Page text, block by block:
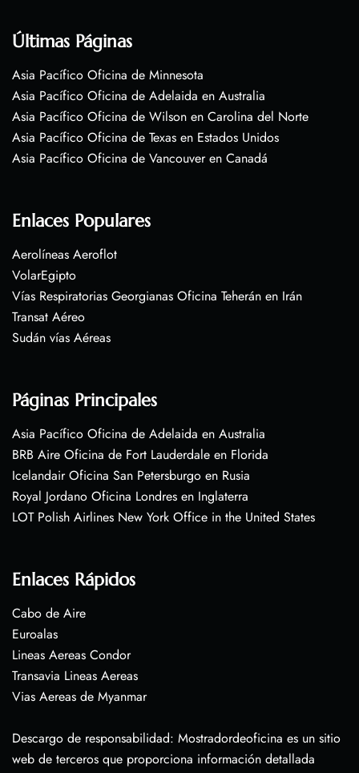
Últimas Páginas
Asia Pacífico Oficina de Minnesota
Asia Pacífico Oficina de Adelaida en Australia
Asia Pacífico Oficina de Wilson en Carolina del Norte
Asia Pacífico Oficina de Texas en Estados Unidos
Asia Pacífico Oficina de Vancouver en Canadá
Enlaces Populares
Aerolíneas Aeroflot
VolarEgipto
Vías Respiratorias Georgianas Oficina Teherán en Irán
Transat Aéreo
Sudán vías Aéreas
Páginas Principales
Asia Pacífico Oficina de Adelaida en Australia
BRB Aire Oficina de Fort Lauderdale en Florida
Icelandair Oficina San Petersburgo en Rusia
Royal Jordano Oficina Londres en Inglaterra
LOT Polish Airlines New York Office in the United States
Enlaces Rápidos
Cabo de Aire
Euroalas
Lineas Aereas Condor
Transavia Lineas Aereas
Vias Aereas de Myanmar
Descargo de responsabilidad: Mostradordeoficina es un sitio
web de terceros que proporciona información detallada